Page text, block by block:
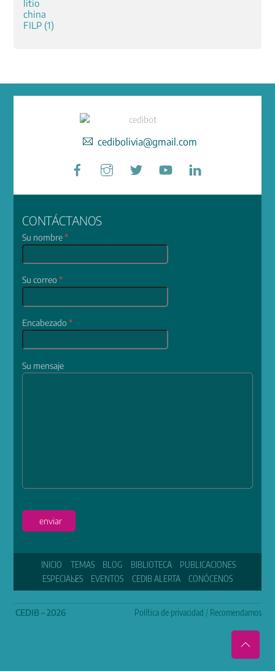
cedibolivia@gmail.com
Facebook
CONTÁCTANOS
Su nombre*
Su correo*
Encabezado*
Su mensaje
enviar
INICIO TEMAS BLOG BIBLIOTECA
PUBLICACIONES
ESPECIALES
EVENTOS CEDIB ALERTA CONÓCENOS
CEDIB – 2026 Política de privacidad / Recomendamos